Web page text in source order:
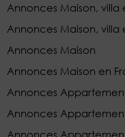
Annonces Maison, villa
Annonces Maison,
Annonces Maison
Annonces Maison en
Annonces
Annonces